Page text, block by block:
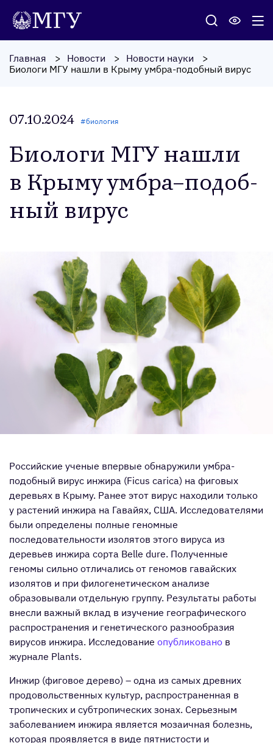
Главная Новости
Новости науки
Биологи МГУ нашли в Крыму умбра-подобный вирус
07.10.2024 #биология
Би­оло­ги МГУ наш­ли
в Кры­му ум­бра–по­доб­
ный ви­рус
Российские ученые впервые обнаружили умбра-
подобный вирус инжира (Ficus carica) на фиговых
деревьях в Крыму. Ранее этот вирус находили только
у растений инжира на Гавайях, США. Исследователями
были определены полные геномные
последовательности изолятов этого вируса из
деревьев инжира сорта Belle dure. Полученные
геномы сильно отличались от геномов гавайских
изолятов и при филогенетическом анализе
образовывали отдельную группу. Результаты работы
внесли важный вклад в изучение географического
распространения и генетического разнообразия
вирусов инжира. Исследование опубликовано в
журнале Plants.
Инжир (фиговое дерево) – одна из самых древних
продовольственных культур, распространенная в
тропических и субтропических зонах. Серьезным
заболеванием инжира является мозаичная болезнь,
которая проявляется в виде пятнистости и